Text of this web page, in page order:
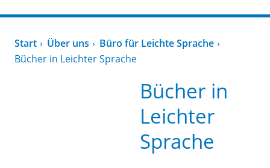
Start Über uns
Büro für Leichte Sprache
Bücher in Leichter Sprache
Bücher in
Leichter
Sprache